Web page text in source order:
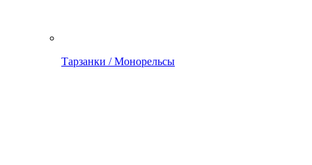
Тарзанки / Монорельсы